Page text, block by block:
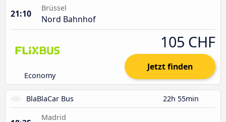
21:10
Brüssel
Nord Bahnhof
Economy
105 CHF
Jetzt finden
BlaBlaCar Bus 22h 55min
Madrid